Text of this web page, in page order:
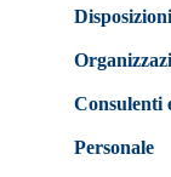
Consulenti
Personale